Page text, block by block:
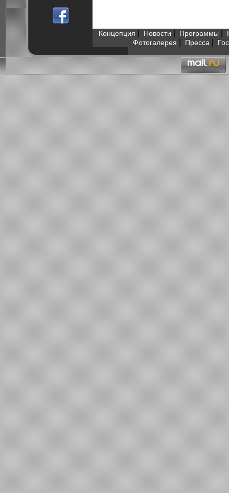
Концепция Новости Программы
Фотогалерея
Пресса